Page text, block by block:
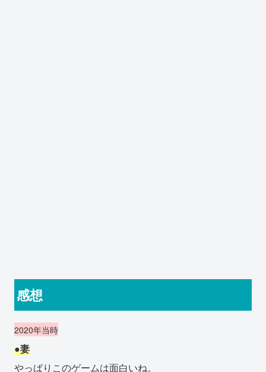
感想
2020年当時
●妻
やっぱりこのゲームは面白いね。